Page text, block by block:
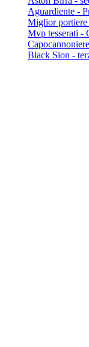
Aguardiente -
Miglior portiere
Mvp tesserati -
Black Sion -